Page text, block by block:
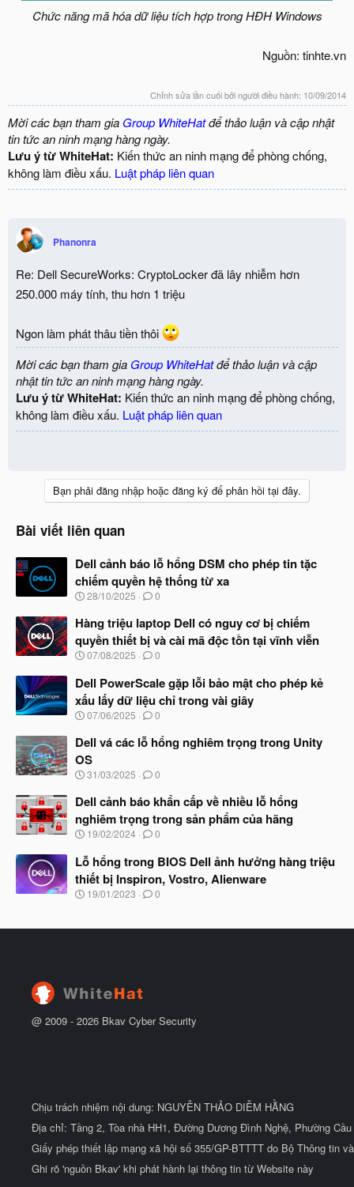
Chức năng mã hóa dữ liệu tích hợp trong HĐH Windows
Nguồn: tinhte.vn
Chỉnh sửa lần cuối bởi người điều hành: 10/09/2014
Mời các bạn tham gia Group WhiteHatđể thảo luận và cập nhật
tin tức an ninh mạng hàng ngày.
Lưu ý từ WhiteHat: Kiến thức an ninh mạng để phòng chống,
không làm điều xấu. Luật pháp liên quan
Phanonra
Re: Dell SecureWorks: CryptoLocker đã lây nhiễm hơn
250.000 máy tính, thu hơn 1 triệu
Ngon làm phát thâu tiền thôi
Mời các bạn tham gia Group WhiteHatđể thảo luận và cập
nhật tin tức an ninh mạng hàng ngày.
Lưu ý từ WhiteHat: Kiến thức an ninh mạng để phòng chống,
không làm điều xấu. Luật pháp liên quan
Bạn phải đăng nhập hoặc đăng ký để phản hồi tại đây.
Bài viết liên quan
Dell cảnh báo lỗ hổng DSM cho phép tin tặc
chiếm quyền hệ thống từ xa
N
à
b
ắ
đ
ầ
u
28/10/2025 0
Hàng triệu laptop Dell có nguy cơ bị chiếm
quyền thiết bị và cài mã độc tồn tại vĩnh viễn
N
à
y
b
ắ
đ
ầ
u
07/08/2025 0
Dell PowerScale gặp lỗi bảo mật cho phép kẻ
xấu lấy dữ liệu chỉ trong vài giây
N
à
b
ắ
đ
ầ
u
07/06/2025 0
Dell vá các lỗ hổng nghiêm trọng trong Unity
OS
N
à
b
ắ
đ
ầ
u
31/03/2025 0
Dell cảnh báo khẩn cấp về nhiều lỗ hổng
nghiêm trọng trong sản phẩm của hãng
N
à
y
b
ắ
19/02/2024 0
Lỗ hổng trong BIOS Dell ảnh hưởng hàng triệu
thiết bị Inspiron, Vostro, Alienware
N
y
ầ
19/01/2023 0
@ 2009 - 2026 Bkav Cyber Security
Chịu trách nhiệm nội dung: NGUYỄN THẢO DIỄM HẰNG
Địa chỉ: Tầng 2, Tòa nhà HH1, Đường Dương Đình Nghệ, Phường
Giấy phép thiết lập mạng xã hội số 355/GP-BTTTT do Bộ Thông tin
Ghi rõ 'nguồn Bkav' khi phát hành lại thông tin từ Website này